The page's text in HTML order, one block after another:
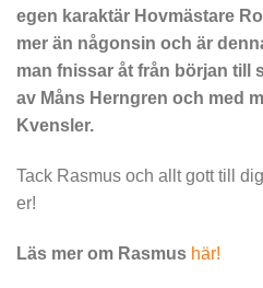
egen karaktär Hovmästare
mer än någonsin och är
man fnissar åt från början till
av Måns Herngren och med
Kvensler.
Tack Rasmus och allt gott till
er!
Läs mer om Rasmus här!